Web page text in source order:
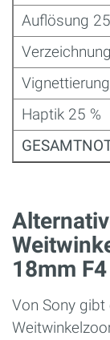
Auflösung
Haptik 25 %
18mm F4
Von Sony gibt